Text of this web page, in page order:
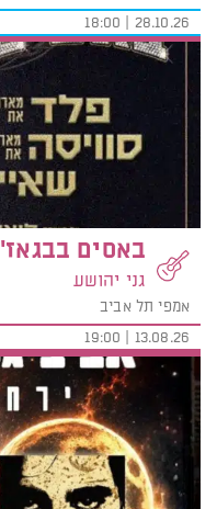
28.10.26 | 18:00
באסים בבגאז'
גני יהושע
אמפי תל אביב
13.08.26 | 19:00